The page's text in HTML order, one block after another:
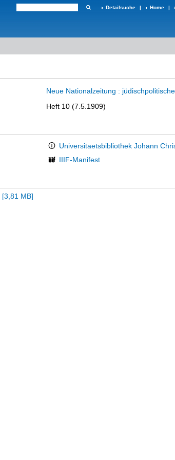
Detailsuche | Home |
Neue Nationalzeitung :
Heft 10 (7.5.1909)
Universitaetsbibliothek Johann
IIIF-Manifest
[3,81 MB]